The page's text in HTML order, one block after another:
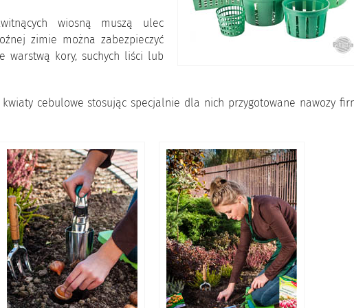
wiosną muszą ulec
zimie można zabezpieczyć
warstwą kory, suchych liści lub
cebulowe stosując specjalnie dla nich przygotowane nawozy